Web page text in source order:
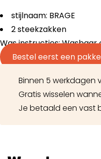
stijlnaam: BRAGE
2 steekzakken
Was instructies: Wasbaar
Bestel eerst een
Binnen 5 werkdagen
Gratis wisselen
Je betaald een vast